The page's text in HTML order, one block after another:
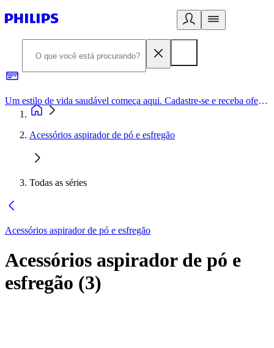
Um estilo de vida saudável começa aqui. Cadastre-se e receba ofertas exclusivas.
Acessórios aspirador de pó e esfregão
Todas as séries
Acessórios aspirador de pó e esfregão
Acessórios aspirador de pó e
esfregão (3)